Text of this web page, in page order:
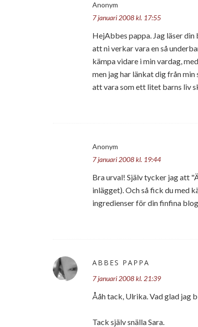
Anonym
7 januari 2008 kl. 17:55
HejAbbes pappa. Jag läser
att ni verkar vara en så
kämpa vidare i min vardag,
men jag har länkat dig från
att vara som ett litet barns liv
Anonym
7 januari 2008 kl. 19:44
Bra urval! Själv tycker jag att
inlägget). Och så fick du med
ingredienser för din finfina
ABBES PAPPA
7 januari 2008 kl. 21:39
Ååh tack, Ulrika. Vad glad jag
Tack själv snälla Sara.